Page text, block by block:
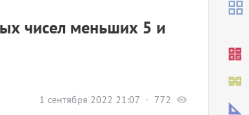
1 сентября 2022 21:07 772
чисел меньших 5 и